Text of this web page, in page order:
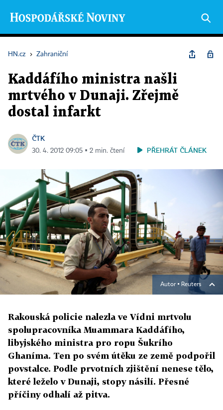
HN.cz › Zahraniční
Kaddáfího ministra našli
mrtvého v Dunaji. Zřejmě
dostal infarkt
ČTK
30. 4. 2012 09:05 ▪ 2 min. čtení PŘEHRÁT ČLÁNEK
Autor ▪ Reuters
Rakouská policie nalezla ve Vídni mrtvolu
spolupracovníka Muammara Kaddáfího,
libyjského ministra pro ropu Šukrího
Ghaníma. Ten po svém útěku ze země podpořil
povstalce. Podle prvotních zjištění nenese tělo,
které leželo v Dunaji, stopy násilí. Přesné
příčiny odhalí až pitva.